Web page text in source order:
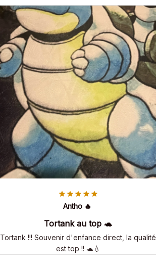
Antho 🔥
Tortank au top 🐢
Tortank !!! Souvenir d'enfance direct, la qualité
est top !! 🐢💧